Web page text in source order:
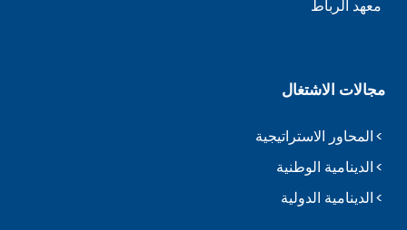
معهد الرباط
مجالات الاشتغال
المحاور الاستراتيجية
الدينامية الوطنية
الدينامية الدولية